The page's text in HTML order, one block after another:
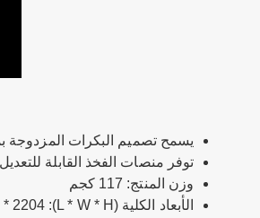
يسمح تصميم البكرات المزدوجة
توفر منصات الفخذ القابلة
وزن المنتج: 117 كجم
الأبعاد الكلية (L * W * H): 1540 * 984 * 2204 مم